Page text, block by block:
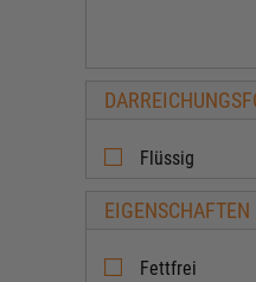
Flüssig
EIGENSCHAFTEN
Fettfrei